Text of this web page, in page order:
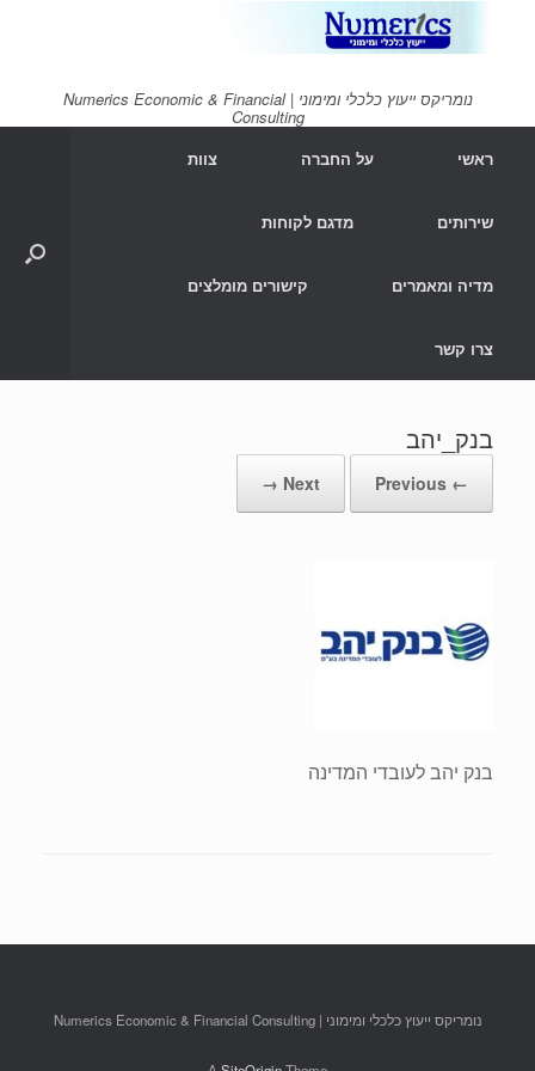
נומריקס ייעוץ כלכלי ומימוני | Numerics Economic & Financial
Consulting
ראשי
על החברה צוות
שירותים מדגם לקוחות
מדיה ומאמרים קישורים מומלצים
צרו קשר
בנק_יהב
← Previous
Next →
בנק יהב לעובדי המדינה
נומריקס ייעוץ כלכלי ומימוני | Numerics Economic & Financial Consulting